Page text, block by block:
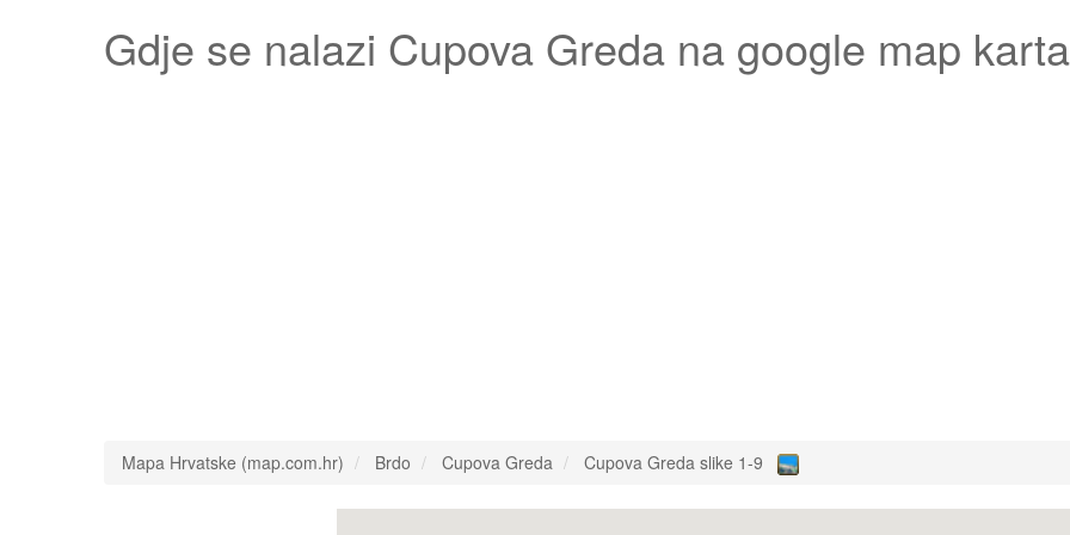
Gdje se nalazi Cupova Greda na google map
Mapa Hrvatske (map.com.hr) Brdo Cupova Greda Cupova Greda slike 1-9